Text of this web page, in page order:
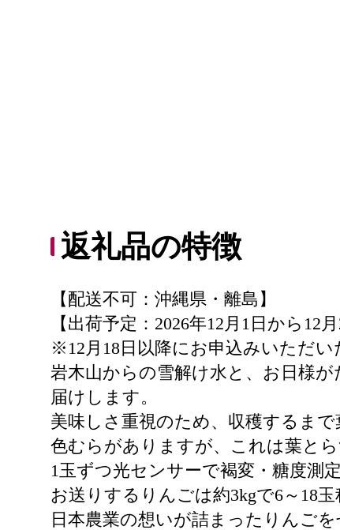
返礼品の特徴
【配送不可：沖縄県・離島】
【出荷予定：2026年12月1日から12
※12月18日以降にお申込みいただい
岩木山からの雪解け水と、お日様
届けします。
美味しさ重視のため、収穫するま
色むらがありますが、これは葉とら
1玉ずつ光センサーで褐変・糖度測
お送りするりんごは約3kgで6～18玉
日本農業の想いが詰まったりんごを